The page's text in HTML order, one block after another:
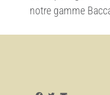
notre gamme